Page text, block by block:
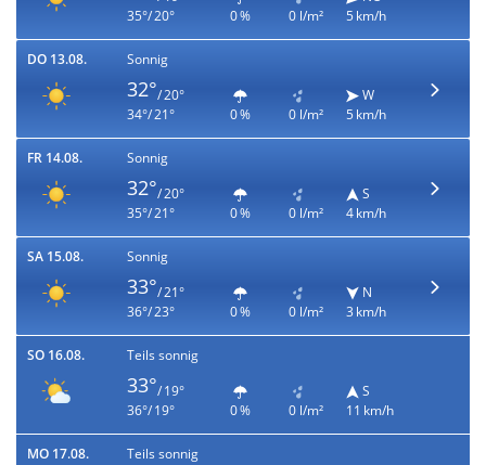
35°/ 20°
0 % 0 l/m²
5 km/h
DO 13.08. Sonnig
32°/ 20°
34°/ 21°
0 % 0 l/m²
W
5 km/h
FR 14.08. Sonnig
32°/ 20°
35°/ 21°
0 % 0 l/m²
S
4 km/h
SA 15.08. Sonnig
33°/ 21°
36°/ 23°
0 % 0 l/m²
N
3 km/h
SO 16.08. Teils sonnig
33°/ 19°
36°/ 19°
0 % 0 l/m²
S
11 km/h
MO 17.08. Teils sonnig